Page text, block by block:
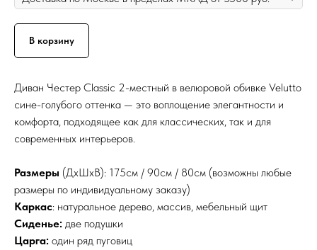
В корзину
Диван Честер Classic 2-местный в велюровой обивке Velutto
сине-голубого оттенка — это воплощение элегантности и
комфорта, подходящее как для классических, так и для
современных интерьеров.
Размеры (ДхШхВ): 175см / 90см / 80см (возможны любые
размеры по индивидуальному заказу)
Каркас: натуральное дерево, массив, мебельный щит
Сиденье: две подушки
Царга: один ряд пуговиц